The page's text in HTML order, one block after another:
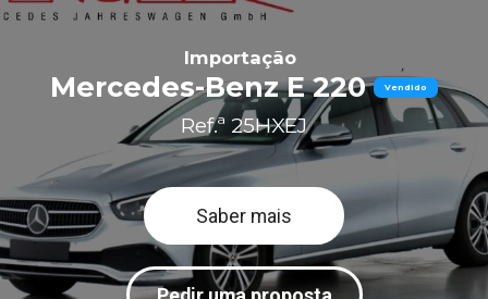
Importação
Mercedes-Benz E 220 Vendido
Ref.ª 25HXEJ
Saber mais